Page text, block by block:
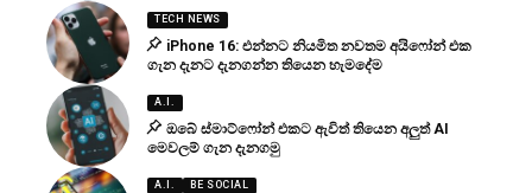
TECH NEWS
iPhone 16: එන්නට නියමිත නවතම අයිෆෝන් එක
ගැන දැනට දැනගන්න තියෙන හැමදේම
A.I.
ඔබේ ස්මාට්ෆෝන් එකට ඇවිත් තියෙන අලුත් AI
මෙවලම් ගැන දැනගමු
A.I. BE SOCIAL